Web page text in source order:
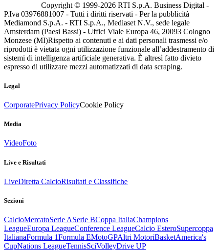
Copyright © 1999-2026 RTI S.p.A. Business Digital -
P.Iva 03976881007 - Tutti i diritti riservati - Per la pubblicità
Mediamond S.p.A. - RTI S.p.A., Mediaset N.V., sede legale
Amsterdam (Paesi Bassi) - Uffici Viale Europa 46, 20093 Cologno
Monzese (MI)Rispetto ai contenuti e ai dati personali trasmessi e/o
riprodotti è vietata ogni utilizzazione funzionale all’addestramento di
sistemi di intelligenza artificiale generativa. È altresì fatto divieto
espresso di utilizzare mezzi automatizzati di data scraping.
Legal
CorporatePrivacy PolicyCookie Policy
Media
VideoFoto
Live e Risultati
LiveDiretta CalcioRisultati e Classifiche
Sezioni
CalcioMercatoSerie ASerie BCoppa ItaliaChampions
LeagueEuropa LeagueConference LeagueCalcio EsteroSupercoppa
ItalianaFormula 1Formula EMotoGPAltri MotoriBasketAmerica's
CupNations LeagueTennisSciVolleyDrive UP